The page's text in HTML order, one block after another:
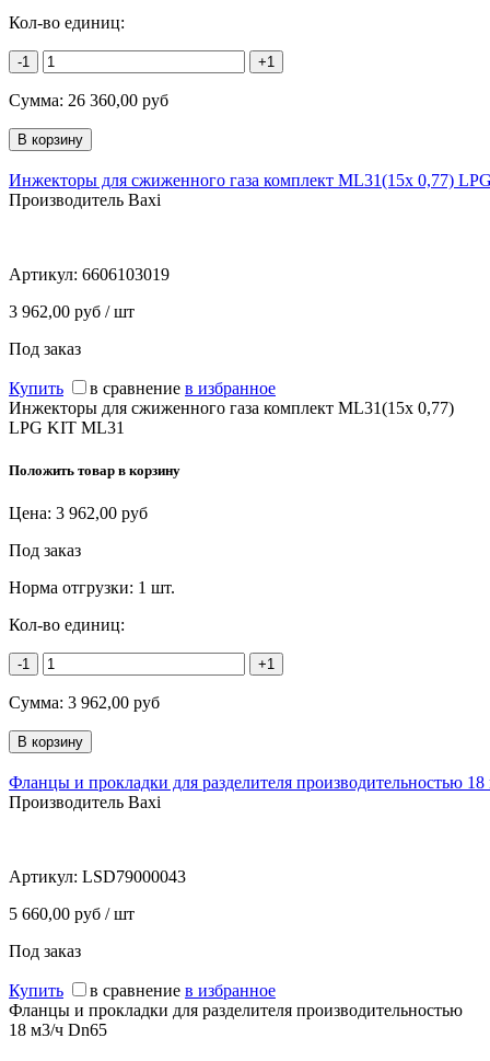
Кол-во единиц:
-1 +1
Сумма: 26 360,00 руб
Инжекторы для сжиженного газа комплект ML31(15x 0,77)
Производитель Baxi
Артикул: 6606103019
3 962,00 руб / шт
Под заказ
Купить в сравнение в избранное
Инжекторы для сжиженного газа комплект ML31(15x 0,77)
LPG KIT ML31
Положить товар в корзину
Цена: 3 962,00 руб
Под заказ
Норма отгрузки: 1 шт.
Кол-во единиц:
-1 +1
Сумма: 3 962,00 руб
Фланцы и прокладки для разделителя производительностью
Производитель Baxi
Артикул: LSD79000043
5 660,00 руб / шт
Под заказ
Купить в сравнение в избранное
Фланцы и прокладки для разделителя производительностью
18 м3/ч Dn65